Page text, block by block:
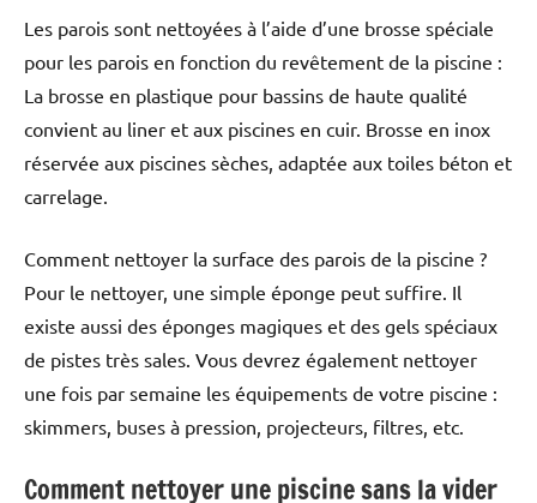
Les parois sont nettoyées à l’aide d’une brosse spéciale
pour les parois en fonction du revêtement de la piscine :
La brosse en plastique pour bassins de haute qualité
convient au liner et aux piscines en cuir. Brosse en inox
réservée aux piscines sèches, adaptée aux toiles béton et
carrelage.
Comment nettoyer la surface des parois de la piscine ?
Pour le nettoyer, une simple éponge peut suffire. Il
existe aussi des éponges magiques et des gels spéciaux
de pistes très sales. Vous devrez également nettoyer
une fois par semaine les équipements de votre piscine :
skimmers, buses à pression, projecteurs, filtres, etc.
Comment nettoyer une piscine sans la vider